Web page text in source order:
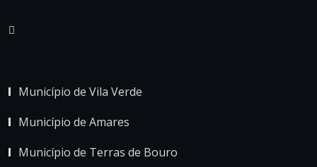
Município de Vila Verde
Município de Amares
Município de Terras de Bouro